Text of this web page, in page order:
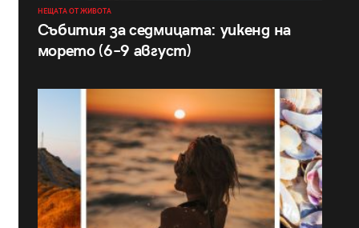
НЕЩАТА ОТ ЖИВОТА
Събития за седмицата: уикенд на
морето (6–9 август)